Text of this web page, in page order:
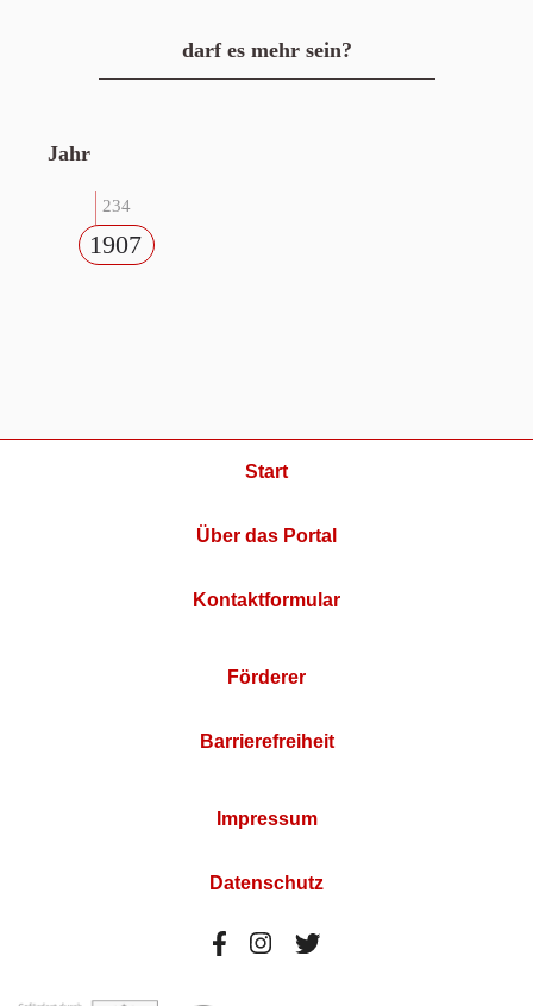
darf es mehr sein?
Jahr
234
1907
Start
Über das Portal
Kontaktformular
Förderer
Barrierefreiheit
Impressum
Datenschutz